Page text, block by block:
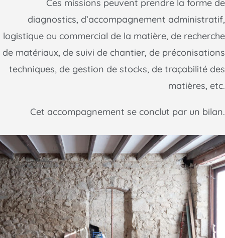
Ces missions peuvent prendre la forme de
diagnostics, d’accompagnement administratif,
logistique ou commercial de la matière, de recherche
de matériaux, de suivi de chantier, de préconisations
techniques, de gestion de stocks, de traçabilité des
matières, etc.
Cet accompagnement se conclut par un bilan.